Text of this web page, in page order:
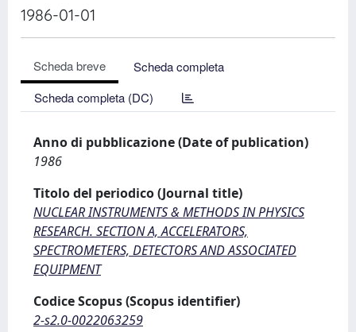
1986-01-01
Scheda breve
Scheda completa
Scheda completa (DC)
Anno di pubblicazione (Date of publication)
1986
Titolo del periodico (Journal title)
NUCLEAR INSTRUMENTS & METHODS IN PHYSICS
RESEARCH. SECTION A, ACCELERATORS,
SPECTROMETERS, DETECTORS AND ASSOCIATED
EQUIPMENT
Codice Scopus (Scopus identifier)
2-s2.0-0022063259